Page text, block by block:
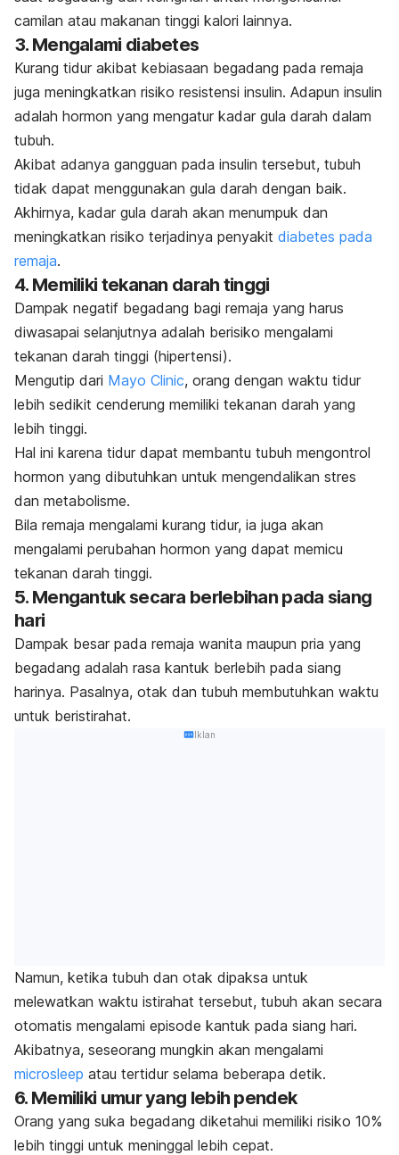
camilan atau makanan tinggi kalori lainnya.
3. Mengalami diabetes
Kurang tidur akibat kebiasaan begadang pada remaja
juga meningkatkan risiko resistensi insulin. Adapun insulin
adalah hormon yang mengatur kadar gula darah dalam
tubuh.
Akibat adanya gangguan pada insulin tersebut, tubuh
tidak dapat menggunakan gula darah dengan baik.
Akhirnya, kadar gula darah akan menumpuk dan
meningkatkan risiko terjadinya penyakit diabetes pada
remaja.
4. Memiliki tekanan darah tinggi
Dampak negatif begadang bagi remaja yang harus
diwasapai selanjutnya adalah berisiko mengalami
tekanan darah tinggi (hipertensi).
Mengutip dari Mayo Clinic, orang dengan waktu tidur
lebih sedikit cenderung memiliki tekanan darah yang
lebih tinggi.
Hal ini karena tidur dapat membantu tubuh mengontrol
hormon yang dibutuhkan untuk mengendalikan stres
dan metabolisme.
Bila remaja mengalami kurang tidur, ia juga akan
mengalami perubahan hormon yang dapat memicu
tekanan darah tinggi.
5. Mengantuk secara berlebihan pada siang
hari
Dampak besar pada remaja wanita maupun pria yang
begadang adalah rasa kantuk berlebih pada siang
harinya. Pasalnya, otak dan tubuh membutuhkan waktu
untuk beristirahat.
Iklan
Namun, ketika tubuh dan otak dipaksa untuk
melewatkan waktu istirahat tersebut, tubuh akan secara
otomatis mengalami episode kantuk pada siang hari.
Akibatnya, seseorang mungkin akan mengalami
microsleep atau tertidur selama beberapa detik.
6. Memiliki umur yang lebih pendek
Orang yang suka begadang diketahui memiliki risiko 10%
lebih tinggi untuk meninggal lebih cepat.